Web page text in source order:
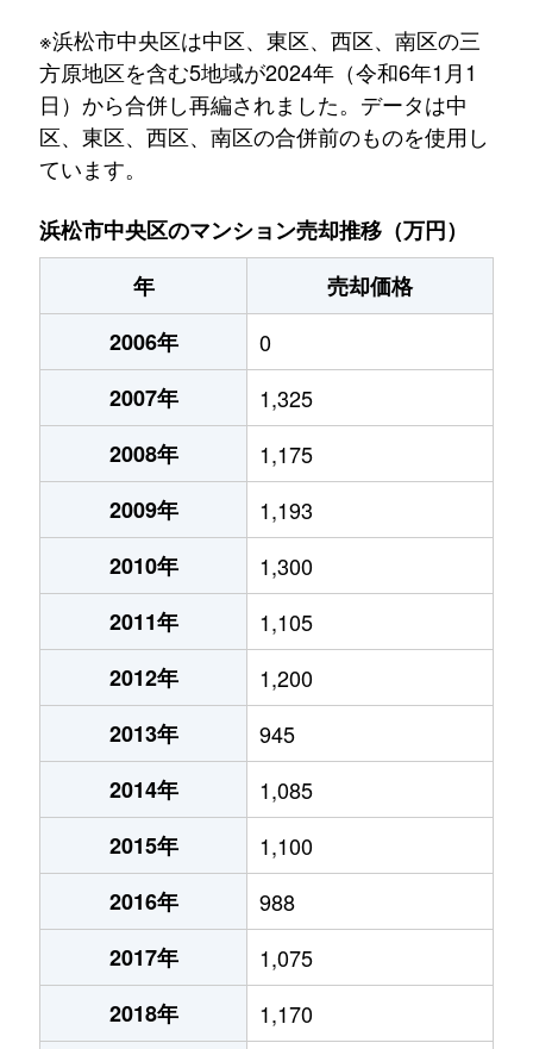
※浜松市中央区は中区、東区、西区、南区の三
方原地区を含む5地域が2024年（令和6年1月1
日）から合併し再編されました。データは中
区、東区、西区、南区の合併前のものを使用し
ています。
浜松市中央区のマンション売却推移（万円）
年
売却価格
2006年
0
2007年
1,325
2008年
1,175
2009年
1,193
2010年
1,300
2011年
1,105
2012年
1,200
2013年
945
2014年
1,085
2015年
1,100
2016年
988
2017年
1,075
2018年
1,170